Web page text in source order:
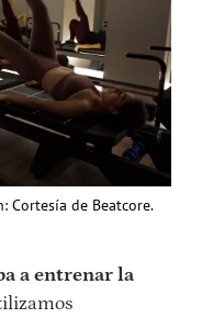
Cortesía de Beatcore.
a entrenar la